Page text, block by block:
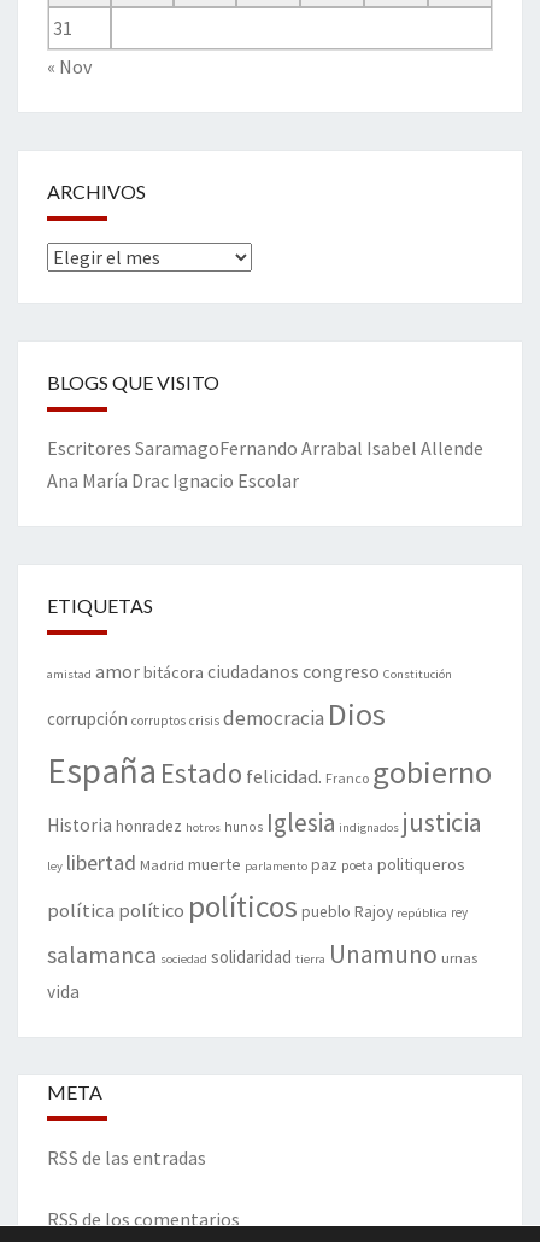
31
« Nov
ARCHIVOS
Archivos
BLOGS QUE VISITO
Escritores SaramagoFernando Arrabal Isabel Allende
Ana María Drac Ignacio Escolar
ETIQUETAS
amistad amorbitácora ciudadanos congreso Constitución
corrupción corruptos crisis democracia Dios
España Estado felicidad. Franco gobierno
Historia honradez hotros hunos Iglesia indignados justicia
ley libertad Madrid muerte parlamento paz poeta politiqueros
política político políticos pueblo Rajoy república rey
salamanca sociedad solidaridad tierra Unamuno urnas
vida
META
RSS de las entradas
RSS de los comentarios